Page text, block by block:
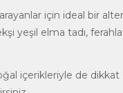
için ideal bir
yeşil elma tadı,
içerikleriyle de